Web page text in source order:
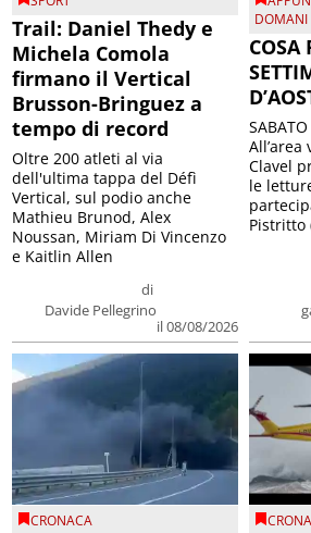
Trail: Daniel Thedy e
Michela Comola
firmano il Vertical
Brusson-Bringuez a
tempo di record
di
Davide Pellegrino
il 08/08/2026
Oltre 200 atleti al via
dell'ultima tappa del Défì
Vertical, sul podio anche
Mathieu Brunod, Alex
Noussan, Miriam Di Vincenzo
e Kaitlin Allen
DOMANI
COSA
All’area
Clavel
le
Pistritto
CRONACA